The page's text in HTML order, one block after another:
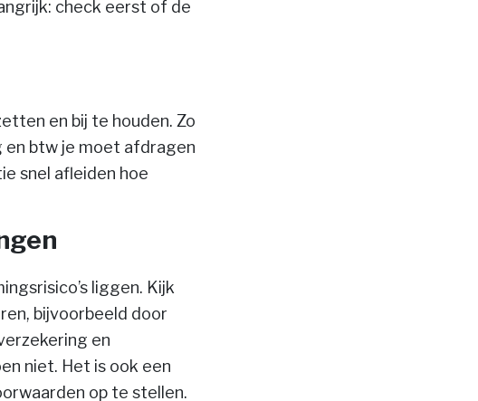
check eerst of de
en bij te houden. Zo
en btw je moet afdragen
snel afleiden hoe
liggen. Kijk
bijvoorbeeld door
en
niet. Het is ook een
op te stellen.